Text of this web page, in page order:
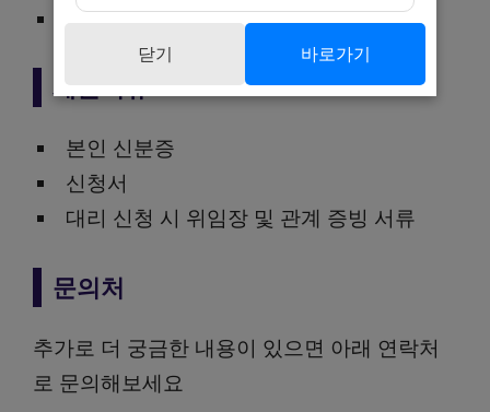
총 4주간 접수
제출서류
본인 신분증
신청서
대리 신청 시 위임장 및 관계 증빙 서류
문의처
추가로 더 궁금한 내용이 있으면 아래 연락처
로 문의해보세요
닫기 바로가기